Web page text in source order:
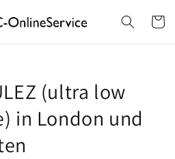
Cart
(ultra low
in London und